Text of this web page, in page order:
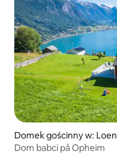
Domek gościnny w: Loen
Dom babci på Opheim